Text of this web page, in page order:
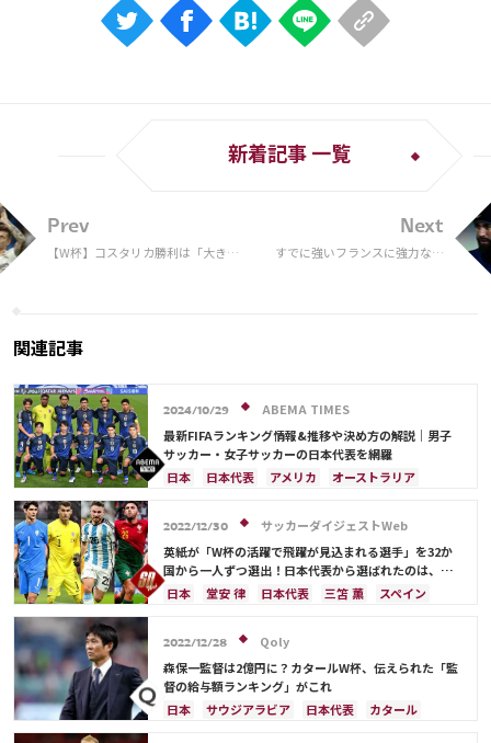
Prev
【W杯】コスタリカ勝利は「大きな
新着記事 一覧
Next
すでに強いフランスに強力な援
関連記事
2024/10/29
ABEMA TIMES
最新FIFAランキング情報&推移や決め方の解説｜男子
サッカー・女子サッカーの日本代表を網羅
日本
日本代表 アメリカ
オーストラリア
カタール
イラン 韓国 ドイツ
スペイン
フランス
ベルギー スイス
イングランド
オランダ
ポルトガル デンマーク
セルビア
クロアチア
ポーランド
エクアドル
セネガル
カメルーン
コスタリカ
2022/12/30
サッカーダイジェストWeb
英紙が「W杯の活躍で飛躍が見込まれる選手」を32か
国から一人ずつ選出！日本代表から選ばれたのは、堂
安や三笘ではなく…
日本 堂安 律 日本代表 三笘 薫
スペイン
サウジアラビア
デンマーク
フランス
ベルギー スイス
イングランド
オランダ
ポーランド ポルトガル
アルゼンチン
エクアドル ウルグアイ
カナダ
2022/12/28
Qoly
森保一監督は2億円に？カタールW杯、伝えられた「監
督の給与額ランキング」がこれ
日本
サウジアラビア 日本代表
カタール